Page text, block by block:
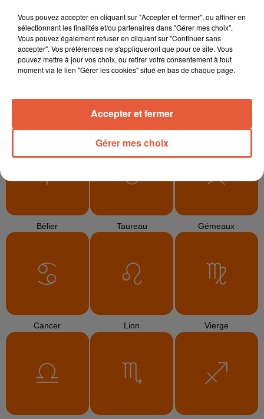
Over The Rainbow
FARRUKO
Yapaque
KYLIE MINOGUE
Love At First Sight
L'HOROSCOPE
Bélier Taureau Gémeaux
Cancer Lion Vierge
Vous pouvez accepter en cliquant sur "Accepter et fermer", ou affiner en
sélectionnant les finalités et/ou partenaires dans "Gérer mes choix".
Vous pouvez également refuser en cliquant sur "Continuer sans
accepter". Vos préférences ne s'appliqueront que pour ce site. Vous
pouvez mettre à jour vos choix, ou retirer votre consentement à tout
moment via le lien "Gérer les cookies" situé en bas de chaque page.
Gérer mes choix
Accepter et fermer